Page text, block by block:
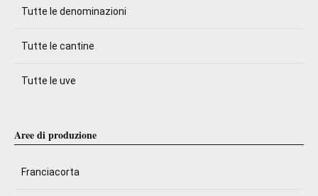
Tutte le denominazioni
Tutte le cantine
Tutte le uve
Aree di produzione
Franciacorta